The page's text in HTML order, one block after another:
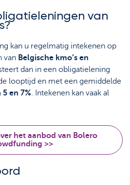
van
kan u regelmatig intekenen op
van Belgische kmo’s en
dan in een obligatielening
looptijd en met een gemiddelde
en 7% . Intekenen kan vaak al
het aanbod van Bolero
>>